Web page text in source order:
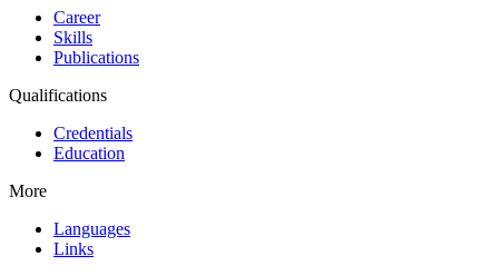
Career
Skills
Publications
Qualifications
Credentials
Education
More
Languages
Links